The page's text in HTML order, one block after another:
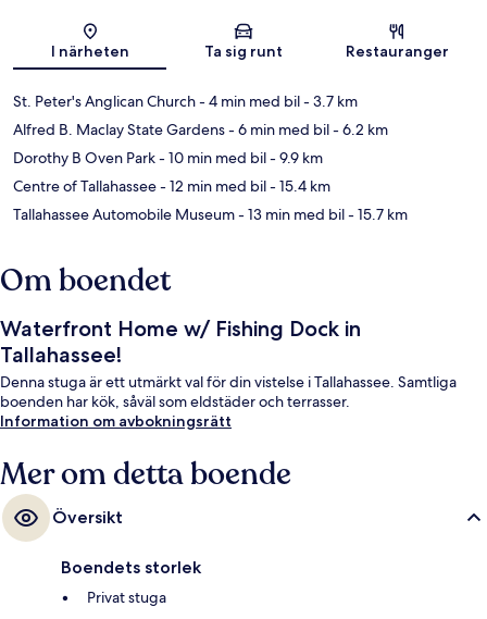
Karta
I närheten Ta sig runt Restauranger
St. Peter's Anglican Church- 4 min med bil- 3.7 km
Alfred B. Maclay State Gardens- 6 min med bil- 6.2 km
Dorothy B Oven Park- 10 min med bil- 9.9 km
Centre of Tallahassee- 12 min med bil- 15.4 km
Tallahassee Automobile Museum- 13 min med bil- 15.7 km
Om boendet
Waterfront Home w/ Fishing Dock in
Tallahassee!
Denna stuga är ett utmärkt val för din vistelse i Tallahassee. Samtliga
boenden har kök, såväl som eldstäder och terrasser.
Information om avbokningsrätt
Mer om detta boende
Översikt
Boendets storlek
Privat stuga